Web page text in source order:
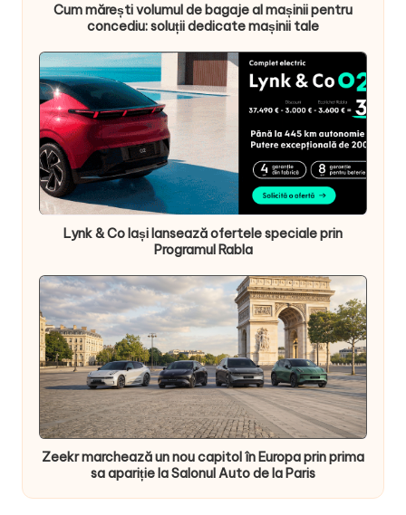
Cum mărești volumul de bagaje al mașinii pentru
concediu: soluții dedicate mașinii tale
Lynk & Co Iași lansează ofertele speciale prin
Programul Rabla
Zeekr marchează un nou capitol în Europa prin prima
sa apariție la Salonul Auto de la Paris